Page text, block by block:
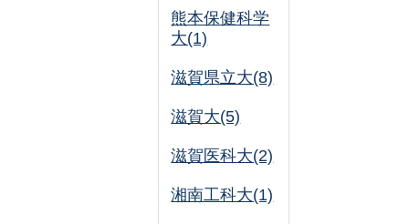
熊本保健科学
大(1)
滋賀県立大(8)
滋賀大(5)
滋賀医科大(2)
湘南工科大(1)